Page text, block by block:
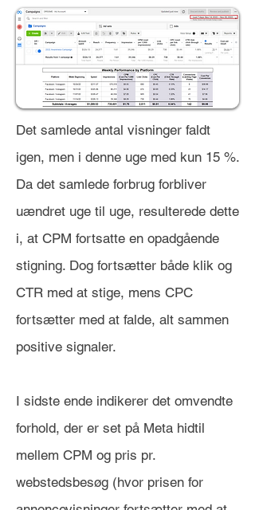
Det samlede antal visninger faldt
igen, men i denne uge med kun 15 %.
Da det samlede forbrug forbliver
uændret uge til uge, resulterede dette
i, at CPM fortsatte en opadgående
stigning. Dog fortsætter både klik og
CTR med at stige, mens CPC
fortsætter med at falde, alt sammen
positive signaler.
I sidste ende indikerer det omvendte
forhold, der er set på Meta hidtil
mellem CPM og pris pr.
webstedsbesøg (hvor prisen for